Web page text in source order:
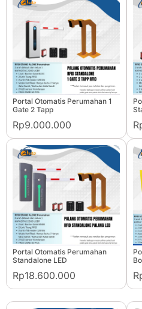
Portal Otomatis Perumahan 1
Gate 2 Tapp
Rp9.000.000
Portal Otomatis Perumahan
Standalone LED
Rp18.600.000